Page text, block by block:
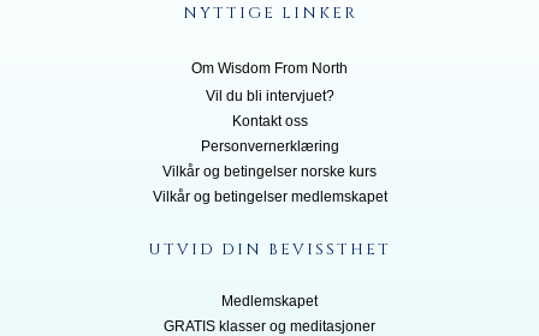
NYTTIGE LINKER
Om Wisdom From North
Vil du bli intervjuet?
Kontakt oss
Personvernerklæring
Vilkår og betingelser norske kurs
Vilkår og betingelser medlemskapet
UTVID DIN BEVISSTHET
Medlemskapet
GRATIS klasser og meditasjoner